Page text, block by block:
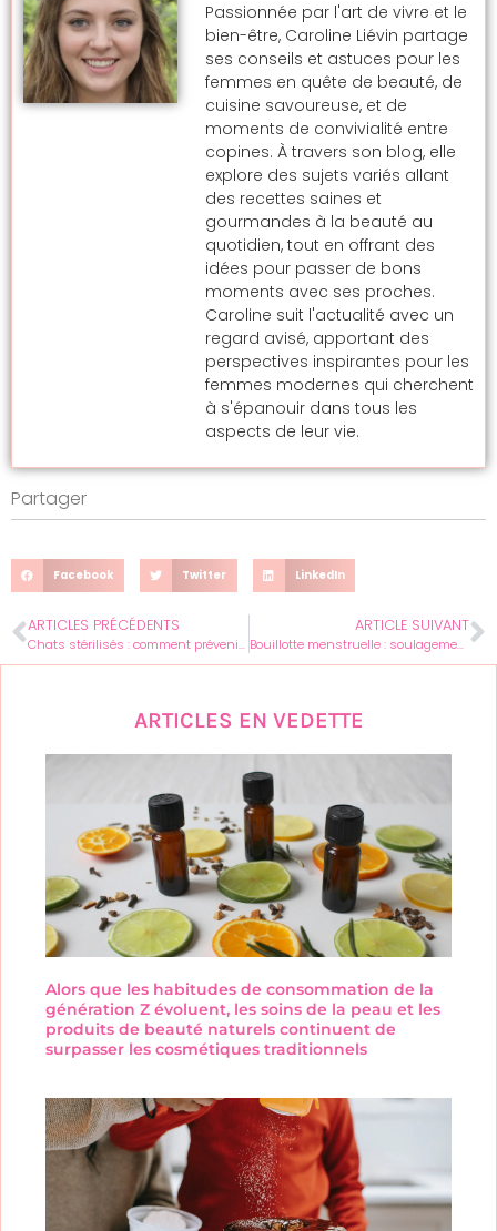
Passionnée par l'art de vivre et le
bien-être, Caroline Liévin partage
ses conseils et astuces pour les
femmes en quête de beauté, de
cuisine savoureuse, et de
moments de convivialité entre
copines. À travers son blog, elle
explore des sujets variés allant
des recettes saines et
gourmandes à la beauté au
quotidien, tout en offrant des
idées pour passer de bons
moments avec ses proches.
Caroline suit l'actualité avec un
regard avisé, apportant des
perspectives inspirantes pour les
femmes modernes qui cherchent
à s'épanouir dans tous les
aspects de leur vie.
Partager
Facebook Twitter LinkedIn
ARTICLES PRÉCÉDENTS
Chats stérilisés : comment prévenir le surpoids et les troubles urinaires
ARTICLE SUIVANT
Bouillotte menstruelle : soulagement instantané pour des cycles sereins
ARTICLES EN VEDETTE
Alors que les habitudes de consommation de la
génération Z évoluent, les soins de la peau et les
produits de beauté naturels continuent de
surpasser les cosmétiques traditionnels